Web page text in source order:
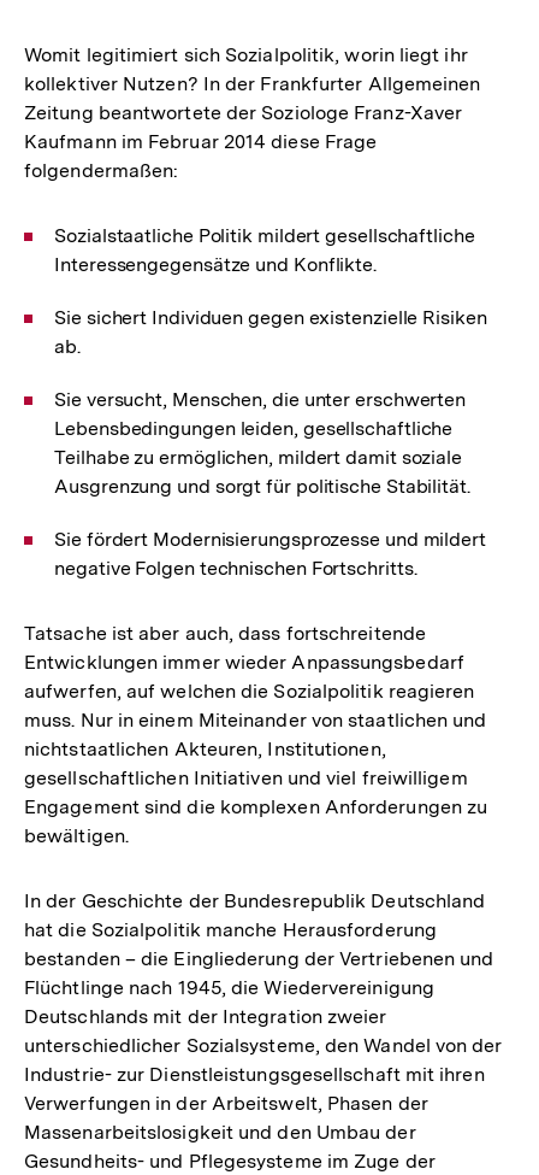
Womit legitimiert sich Sozialpolitik, worin liegt ihr
kollektiver Nutzen? In der Frankfurter Allgemeinen
Zeitung beantwortete der Soziologe Franz-Xaver
Kaufmann im Februar 2014 diese Frage
folgendermaßen:
Sozialstaatliche Politik mildert gesellschaftliche
Interessengegensätze und Konflikte.
Sie sichert Individuen gegen existenzielle Risiken
ab.
Sie versucht, Menschen, die unter erschwerten
Lebensbedingungen leiden, gesellschaftliche
Teilhabe zu ermöglichen, mildert damit soziale
Ausgrenzung und sorgt für politische Stabilität.
Sie fördert Modernisierungsprozesse und mildert
negative Folgen technischen Fortschritts.
Tatsache ist aber auch, dass fortschreitende
Entwicklungen immer wieder Anpassungsbedarf
aufwerfen, auf welchen die Sozialpolitik reagieren
muss. Nur in einem Miteinander von staatlichen und
nichtstaatlichen Akteuren, Institutionen,
gesellschaftlichen Initiativen und viel freiwilligem
Engagement sind die komplexen Anforderungen zu
bewältigen.
In der Geschichte der Bundesrepublik Deutschland
hat die Sozialpolitik manche Herausforderung
bestanden – die Eingliederung der Vertriebenen und
Flüchtlinge nach 1945, die Wiedervereinigung
Deutschlands mit der Integration zweier
unterschiedlicher Sozialsysteme, den Wandel von der
Industrie- zur Dienstleistungsgesellschaft mit ihren
Verwerfungen in der Arbeitswelt, Phasen der
Massenarbeitslosigkeit und den Umbau der
Gesundheits- und Pflegesysteme im Zuge der